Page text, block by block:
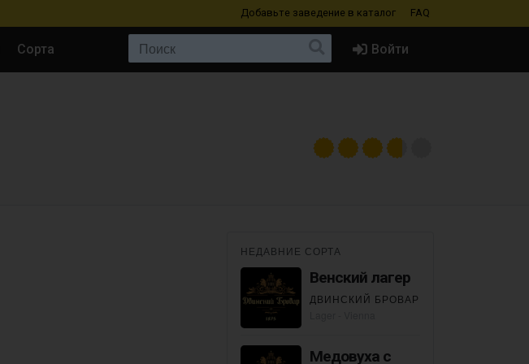
Добавьте заведение в каталог FAQ
Сорта Войти
НЕДАВНИЕ СОРТА
Венский лагер
ДВИНСКИЙ БРОВАР
Медовуха с